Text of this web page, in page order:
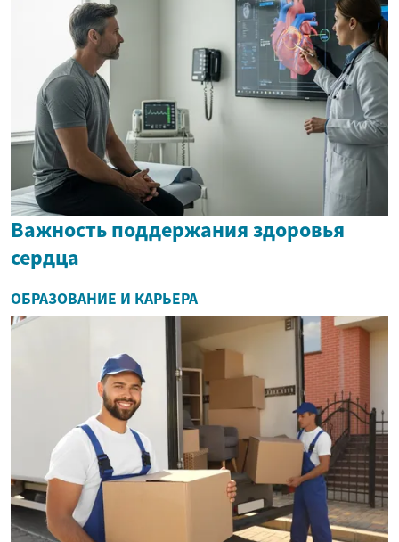
Важность поддержания здоровья
сердца
ОБРАЗОВАНИЕ И КАРЬЕРА